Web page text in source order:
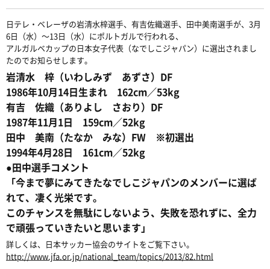
日テレ・ベレーザの岩清水梓選手、有吉佐織選手、田中美南選手が、3月
6日（水）〜13日（水）にポルトガルで行われる、
アルガルベカップの日本女子代表（なでしこジャパン）に選出されまし
たのでお知らせします。
岩清水 梓（いわしみず あずさ）DF
1986年10月14日生まれ 162cm／53kg
有吉 佐織（ありよし さおり）DF
1987年11月1日 159cm／52kg
田中 美南（たなか みな）FW ※初選出
1994年4月28日 161cm／52kg
●田中選手コメント
「今まで夢にみてきたなでしこジャパンのメンバーに選ば
れて、凄く光栄です。
このチャンスを無駄にしないよう、失敗を恐れずに、全力
で頑張っていきたいと思います」
詳しくは、日本サッカー協会のサイトをご覧下さい。
http://www.jfa.or.jp/national_team/topics/2013/82.html